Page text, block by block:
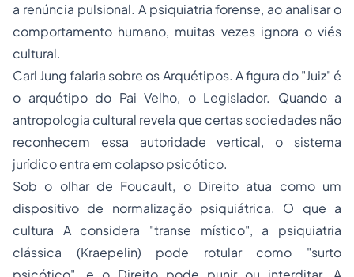
a renúncia pulsional. A psiquiatria forense, ao analisar o
comportamento humano, muitas vezes ignora o viés
cultural.
​Carl Jung falaria sobre os Arquétipos. A figura do "Juiz" é
o arquétipo do Pai Velho, o Legislador. Quando a
antropologia cultural revela que certas sociedades não
reconhecem essa autoridade vertical, o sistema
jurídico entra em colapso psicótico.
​Sob o olhar de Foucault, o Direito atua como um
dispositivo de normalização psiquiátrica. O que a
cultura A considera "transe místico", a psiquiatria
clássica (Kraepelin) pode rotular como "surto